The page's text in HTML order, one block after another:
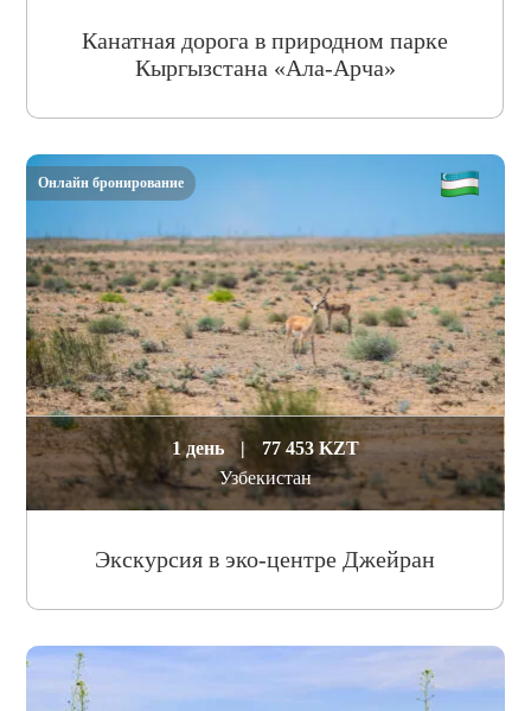
Канатная дорога в природном парке
Кыргызстана «Ала-Арча»
1 день |
77 453 KZT
Узбекистан
Экскурсия в эко-центре Джейран
Онлайн бронирование